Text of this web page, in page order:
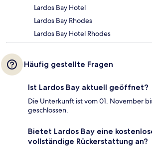
Lardos Bay Hotel
Lardos Bay Rhodes
Lardos Bay Hotel Rhodes
Häufig gestellte Fragen
Ist Lardos Bay aktuell geöffnet?
Die Unterkunft ist vom 01. November
geschlossen.
Bietet Lardos Bay eine
vollständige Rückerstattung an?